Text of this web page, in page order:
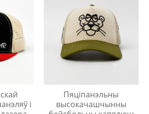
і
Пяціпанэльны
высокачашчынны